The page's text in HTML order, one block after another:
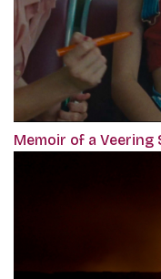
Memoir of a Veering